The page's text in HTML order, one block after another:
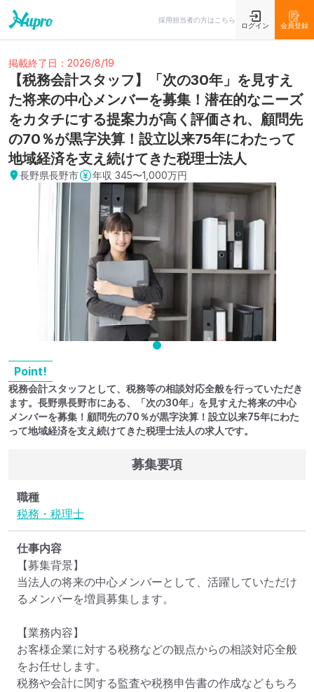
採用担当者の方はこちら
ログイン 会員登録
掲載終了日：2026/8/19
【税務会計スタッフ】「次の30年」を見すえ
た将来の中心メンバーを募集！潜在的なニーズ
をカタチにする提案力が高く評価され、顧問先
の70％が黒字決算！設立以来75年にわたって
地域経済を支え続けてきた税理士法人
長野県長野市 年収 345〜1,000万円
Point!
税務会計スタッフとして、税務等の相談対応全般を行っていただき
ます。長野県長野市にある、「次の30年」を見すえた将来の中心
メンバーを募集！顧問先の70％が黒字決算！設立以来75年にわた
って地域経済を支え続けてきた税理士法人の求人です。
募集要項
職種
税務・税理士
仕事内容
【募集背景】
当法人の将来の中心メンバーとして、活躍していただけ
るメンバーを増員募集します。
【業務内容】
お客様企業に対する税務などの観点からの相談対応全般
をお任せします。
税務や会計に関する監査や税務申告書の作成などもちろ